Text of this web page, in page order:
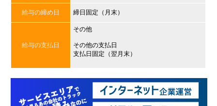
給与の締め日 締日固定（月末）
給与の支払日
その他
その他の支払日
支払日固定（翌月末）